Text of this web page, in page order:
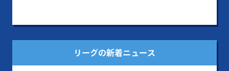
リーグの新着ニュース